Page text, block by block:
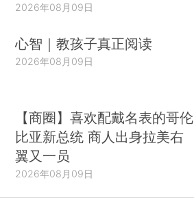
2026年08月09日
心智｜教孩子真正阅读
2026年08月09日
【商圈】喜欢配戴名表的哥伦
比亚新总统 商人出身拉美右
翼又一员
2026年08月09日